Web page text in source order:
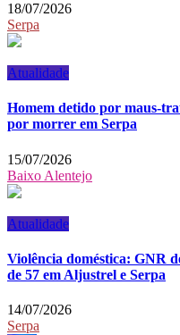
18/07/2026
Serpa
Atualidade
Homem detido por maus-
por morrer em Serpa
15/07/2026
Baixo Alentejo
Atualidade
Violência doméstica: GNR
de 57 em Aljustrel e Serpa
14/07/2026
Serpa